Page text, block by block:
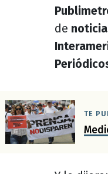
de
TE